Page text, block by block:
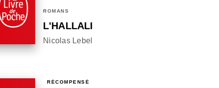
ROMANS
L'HALLALI
Nicolas Lebel
RÉCOMPENSÉ